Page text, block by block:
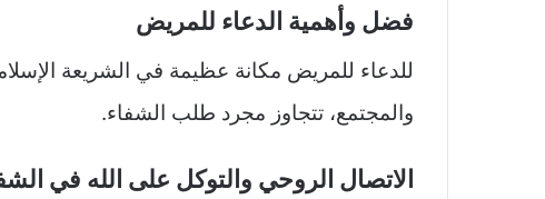
فضل وأهمية الدعاء للمريض
للدعاء للمريض مكانة عظيمة في الشريعة
والمجتمع، تتجاوز مجرد طلب الشفاء.
الاتصال الروحي والتوكل على الله في